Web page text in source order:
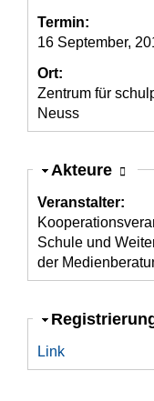
Termin:
16 September,
Ort:
Zentrum für
Neuss
Ausblenden
Akteure
Veranstalter:
Schule und
der
Ausblenden
Link